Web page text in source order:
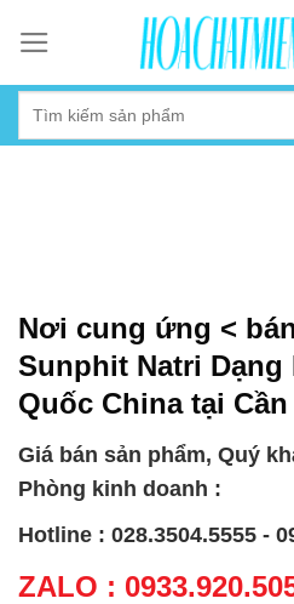
content
Nơi cung ứng <
Sunphit Natri Dạng
Quốc China tại
Giá bán sản phẩm, Quý
Phòng kinh doanh :
Hotline : 028.3504.5555 -
ZALO :